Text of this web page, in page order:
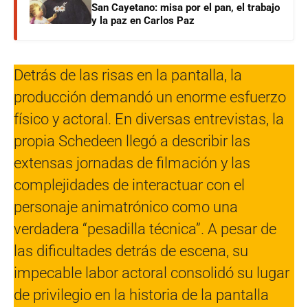
San Cayetano: misa por el pan, el trabajo
y la paz en Carlos Paz
Detrás de las risas en la pantalla, la
producción demandó un enorme esfuerzo
físico y actoral. En diversas entrevistas, la
propia Schedeen llegó a describir las
extensas jornadas de filmación y las
complejidades de interactuar con el
personaje animatrónico como una
verdadera “pesadilla técnica”. A pesar de
las dificultades detrás de escena, su
impecable labor actoral consolidó su lugar
de privilegio en la historia de la pantalla